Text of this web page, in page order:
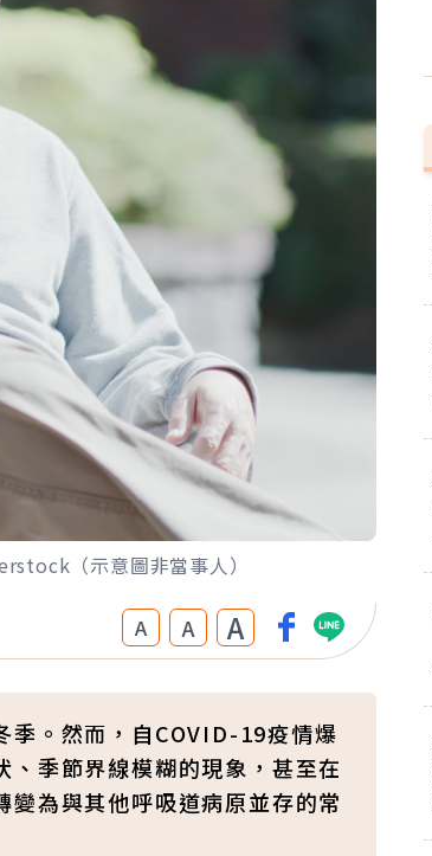
（示意圖非當事人）
A A A
季。然而，自COVID-19疫情爆
季節界線模糊的現象，甚至在
為與其他呼吸道病原並存的常